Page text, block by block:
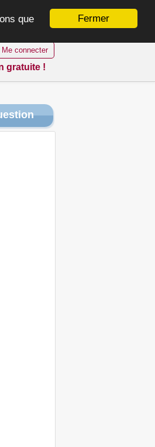
Fermer
que
Me connecter
gratuite !